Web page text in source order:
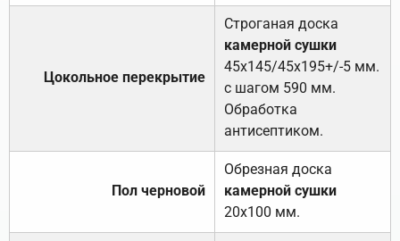
Цокольное перекрытие
Строганая доска
камерной сушки
45х145/45х195+/-5 мм.
с шагом 590 мм.
Обработка
антисептиком.
Пол черновой
Обрезная доска
камерной сушки
20х100 мм.